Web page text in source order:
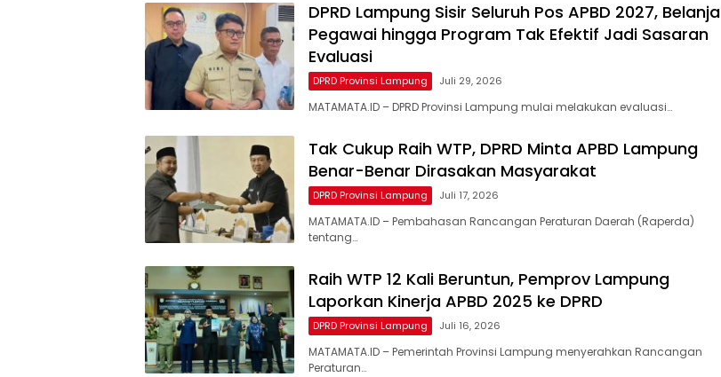
DPRD Lampung Sisir Seluruh Pos APBD 2027, Belanja
Pegawai hingga Program Tak Efektif Jadi Sasaran
Evaluasi
DPRD Provinsi Lampung Juli 29, 2026
MATAMATA.ID – DPRD Provinsi Lampung mulai melakukan evaluasi…
Tak Cukup Raih WTP, DPRD Minta APBD Lampung
Benar-Benar Dirasakan Masyarakat
DPRD Provinsi Lampung Juli 17, 2026
MATAMATA.ID – Pembahasan Rancangan Peraturan Daerah (Raperda)
tentang…
Raih WTP 12 Kali Beruntun, Pemprov Lampung
Laporkan Kinerja APBD 2025 ke DPRD
DPRD Provinsi Lampung Juli 16, 2026
MATAMATA.ID – Pemerintah Provinsi Lampung menyerahkan Rancangan
Peraturan…